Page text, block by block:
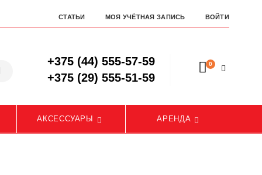
СТАТЬИ МОЯ УЧЁТНАЯ ЗАПИСЬ ВОЙТИ
+375 (44) 555-57-59
+375 (29) 555-51-59
0
АКСЕССУАРЫ АРЕНДА